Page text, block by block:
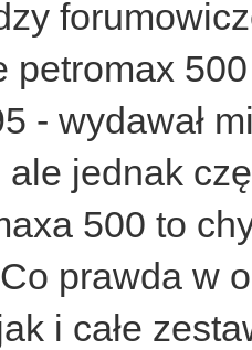
petromax
- wydawał
ale jednak
500 to
prawda w
i całe